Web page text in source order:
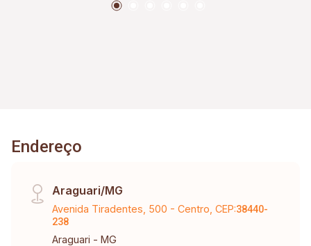
Endereço
Araguari/MG
Avenida Tiradentes, 500 - Centro, CEP:38440-
238
Araguari - MG